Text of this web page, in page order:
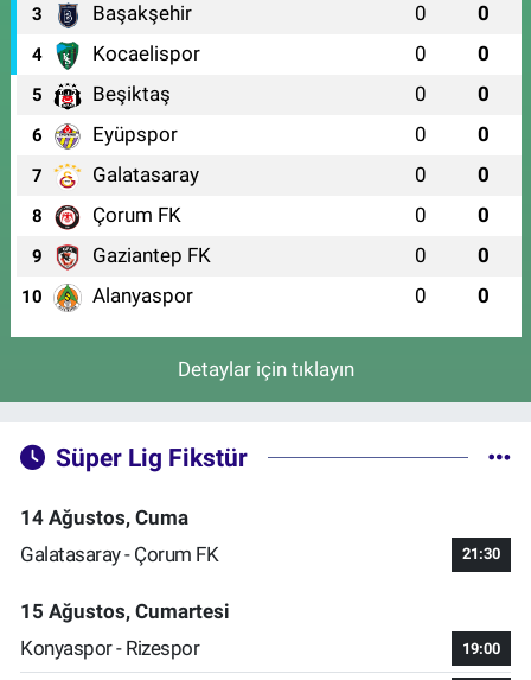
3 Başakşehir 0 0
4 Kocaelispor 0 0
5 Beşiktaş 0 0
6 Eyüpspor 0 0
7 Galatasaray 0 0
8 Çorum FK 0 0
9 Gaziantep FK 0 0
10 Alanyaspor 0 0
Detaylar için tıklayın
Süper Lig Fikstür
14 Ağustos, Cuma
Galatasaray - Çorum FK
21:30
15 Ağustos, Cumartesi
Konyaspor - Rizespor
19:00